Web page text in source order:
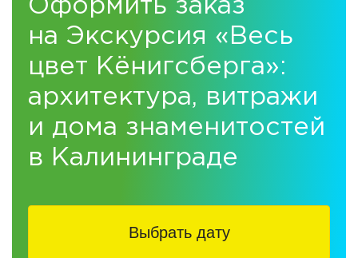
Оформить заказ
на Экскурсия «Весь
цвет Кёнигсберга»:
архитектура, витражи
и дома знаменитостей
в Калининграде
Выбрать дату